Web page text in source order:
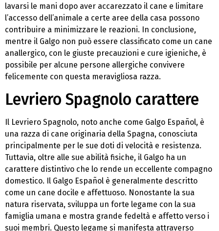
lavarsi le mani dopo aver accarezzato il cane e limitare
l’accesso dell’animale a certe aree della casa possono
contribuire a minimizzare le reazioni. In conclusione,
mentre il Galgo non può essere classificato come un cane
anallergico, con le giuste precauzioni e cure igieniche, è
possibile per alcune persone allergiche convivere
felicemente con questa meravigliosa razza.
Levriero Spagnolo carattere
Il Levriero Spagnolo, noto anche come Galgo Español, è
una razza di cane originaria della Spagna, conosciuta
principalmente per le sue doti di velocità e resistenza.
Tuttavia, oltre alle sue abilità fisiche, il Galgo ha un
carattere distintivo che lo rende un eccellente compagno
domestico. Il Galgo Español è generalmente descritto
come un cane docile e affettuoso. Nonostante la sua
natura riservata, sviluppa un forte legame con la sua
famiglia umana e mostra grande fedeltà e affetto verso i
suoi membri. Questo legame si manifesta attraverso